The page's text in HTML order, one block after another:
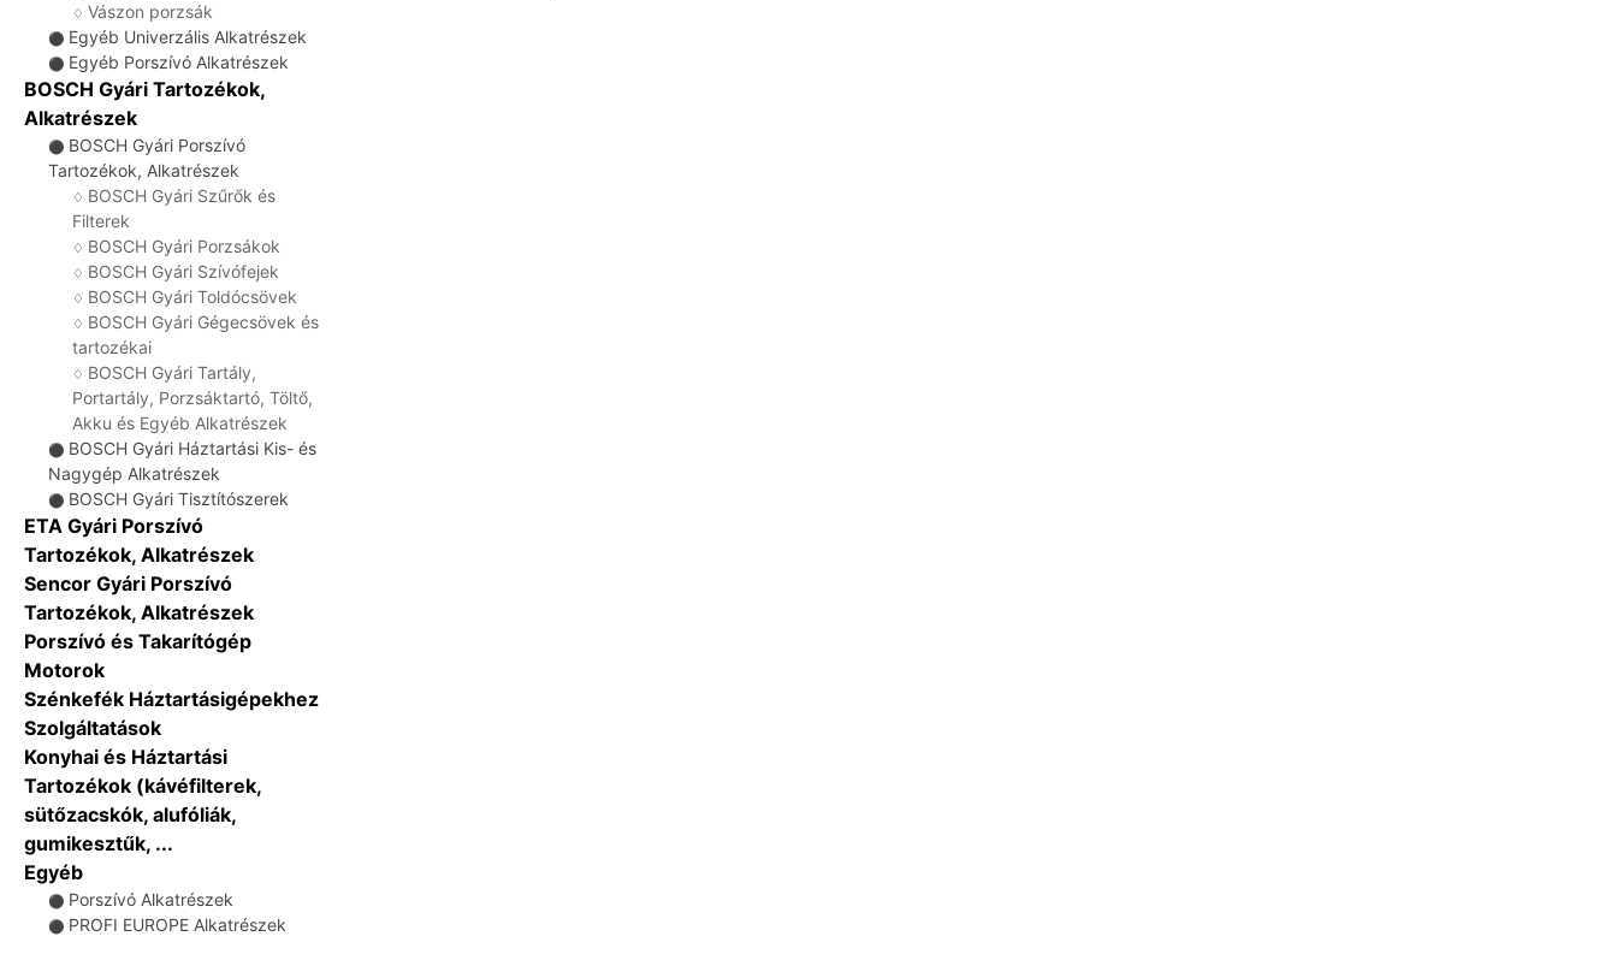
♢ Vászon porzsák
⚫ Egyéb Univerzális Alkatrészek
⚫ Egyéb Porszívó Alkatrészek
BOSCH Gyári Tartozékok,
Alkatrészek
⚫ BOSCH Gyári Porszívó
Tartozékok, Alkatrészek
♢ BOSCH Gyári Szűrők és
Filterek
♢ BOSCH Gyári Porzsákok
♢ BOSCH Gyári Szívófejek
♢ BOSCH Gyári Toldócsövek
♢ BOSCH Gyári Gégecsövek és
tartozékai
♢ BOSCH Gyári Tartály,
Portartály, Porzsáktartó, Töltő,
Akku és Egyéb Alkatrészek
⚫ BOSCH Gyári Háztartási Kis- és
Nagygép Alkatrészek
⚫ BOSCH Gyári Tisztítószerek
ETA Gyári Porszívó
Tartozékok, Alkatrészek
Sencor Gyári Porszívó
Tartozékok, Alkatrészek
Porszívó és Takarítógép
Motorok
Szénkefék Háztartásigépekhez
Szolgáltatások
Konyhai és Háztartási
Tartozékok (kávéfilterek,
sütőzacskók, alufóliák,
gumikesztűk, ...
Egyéb
⚫ Porszívó Alkatrészek
⚫ PROFI EUROPE Alkatrészek